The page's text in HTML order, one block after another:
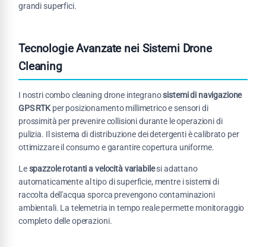
grandi superfici.
Tecnologie Avanzate nei Sistemi Drone
Cleaning
I nostri combo cleaning drone integranosistemi di navigazione
GPS RTK per posizionamento millimetrico e sensori di
prossimità per prevenire collisioni durante le operazioni di
pulizia. Il sistema di distribuzione dei detergenti è calibrato per
ottimizzare il consumo e garantire copertura uniforme.
Lespazzole rotanti a velocità variabilesi adattano
automaticamente al tipo di superficie, mentre i sistemi di
raccolta dell'acqua sporca prevengono contaminazioni
ambientali. La telemetria in tempo reale permette monitoraggio
completo delle operazioni.